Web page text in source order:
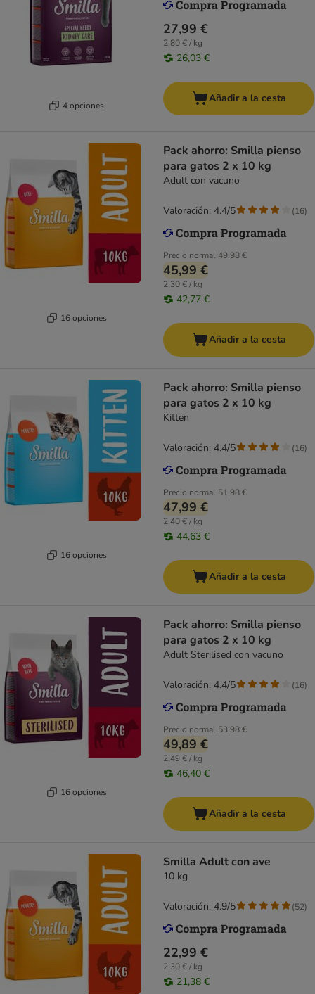
4 opciones
27,99 €
2,80 € / kg
26,03 €
Añadir a la cesta
16 opciones
Pack ahorro: Smilla pienso
para gatos 2 x 10 kg
Adult con vacuno
Precio normal49,98 €
45,99 €
2,30 € / kg
42,77 €
Valoración: 4.4/5 (16)
Añadir a la cesta
16 opciones
Pack ahorro: Smilla pienso
para gatos 2 x 10 kg
Kitten
Precio normal 51,98 €
47,99 €
2,40 € / kg
44,63 €
Valoración: 4.4/5 (16)
Añadir a la cesta
16 opciones
Pack ahorro: Smilla pienso
para gatos 2 x 10 kg
Adult Sterilised con vacuno
Precio normal 53,98 €
49,89 €
2,49 € / kg
46,40 €
Valoración: 4.4/5 (16)
Añadir a la cesta
Smilla Adult con ave
10 kg
22,99 €
2,30 € / kg
21,38 €
Valoración: 4.9/5 (52)